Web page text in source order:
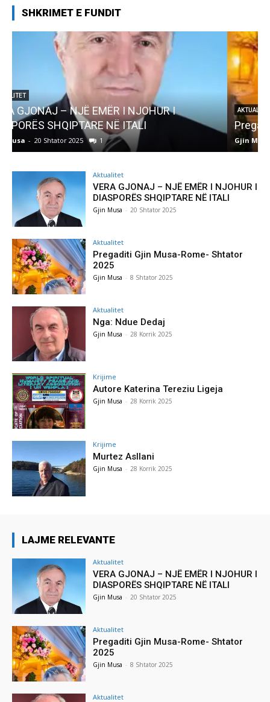
SHKRIMET E FUNDIT
AKTUALITET
Pregaditi Gjin Musa-Rome- Shtator 2025
Gjin Musa - 8 Shtator 2025
Aktualitet
VERA GJONAJ – NJË EMËR I NJOHUR I
DIASPORËS SHQIPTARE NË ITALI
Gjin Musa - 20 Shtator 2025
Aktualitet
Pregaditi Gjin Musa-Rome- Shtator
2025
Gjin Musa - 8 Shtator 2025
Aktualitet
Nga: Ndue Dedaj
Gjin Musa - 28 Korrik 2025
Krijime
Autore Katerina Tereziu Ligeja
Gjin Musa - 28 Korrik 2025
Krijime
Murtez Asllani
Gjin Musa - 28 Korrik 2025
LAJME RELEVANTE
Aktualitet
VERA GJONAJ – NJË EMËR I NJOHUR I
DIASPORËS SHQIPTARE NË ITALI
Gjin Musa - 20 Shtator 2025
Aktualitet
Pregaditi Gjin Musa-Rome- Shtator
2025
Gjin Musa - 8 Shtator 2025
Aktualitet